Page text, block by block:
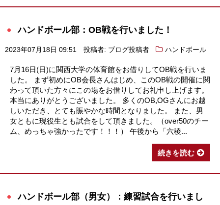
ハンドボール部：OB戦を行いました！
2023年07月18日 09:51 投稿者: ブログ投稿者 ハンドボール
7月16日(日)に関西大学の体育館をお借りしてOB戦を行いま
した。 まず初めにOB会長さんはじめ、このOB戦の開催に関
わって頂いた方々にこの場をお借りしてお礼申し上げます。
本当にありがとうございました。 多くのOB,OGさんにお越
しいただき、とても賑やかな時間となりました。 また、男
女ともに現役生とも試合をして頂きました。（over50のチー
ム、めっちゃ強かったです！！！） 午後から「六稜...
続きを読む
ハンドボール部（男女）：練習試合を行いまし